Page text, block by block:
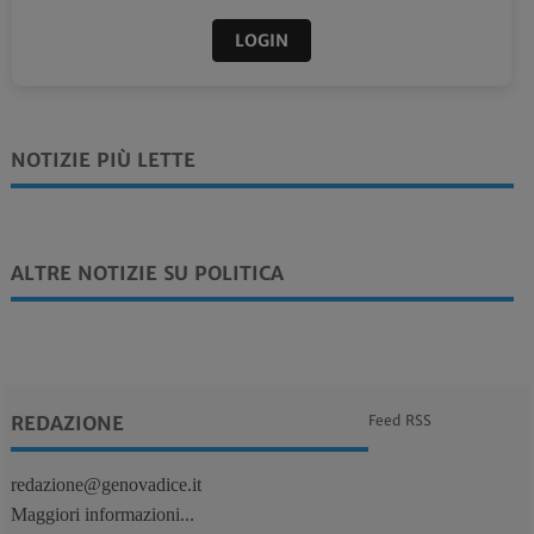
LOGIN
NOTIZIE PIÙ LETTE
ALTRE NOTIZIE SU POLITICA
REDAZIONE
redazione@genovadice.it
Maggiori informazioni...
Feed RSS